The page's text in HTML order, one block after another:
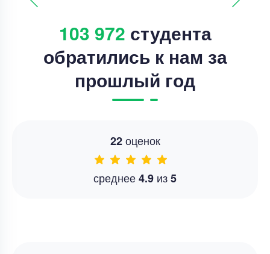
103 972 студента
обратились к нам за
прошлый год
22оценок
среднее4.9 из5